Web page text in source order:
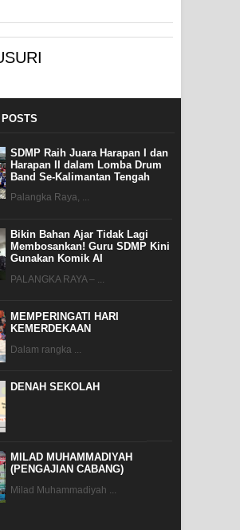
SDMP Raih Juara Harapan I dan
Harapan II dalam Lomba Drum
Band Se-Kalimantan Tengah
Palangka Raya, ...
Bikin Bahan Ajar Tidak Lagi
Membosankan! Guru SDMP Kini
Gunakan Komik AI
PALANGKA RAYA – ...
MEMPERINGATI HARI
KEMERDEKAAN
Dalam rangka ...
DENAH SEKOLAH
MILAD MUHAMMADIYAH
(PENGAJIAN CABANG)
Milad Muhammadiyah ...